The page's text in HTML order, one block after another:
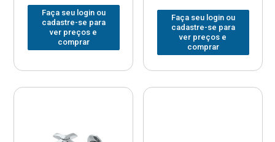
Faça seu login ou
cadastre-se para
ver preços e
comprar
Faça seu login ou
cadastre-se para
ver preços e
comprar